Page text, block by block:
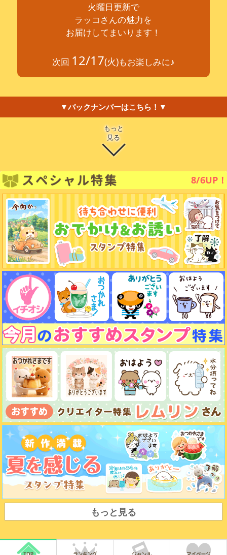
火曜日更新で
ラッコさんの魅力を
お届けしてまいります！
次回 12/17(火)もお楽しみに♪
▼バックナンバーはこちら！▼
もっと
見る
8/6UP！
もっと見る